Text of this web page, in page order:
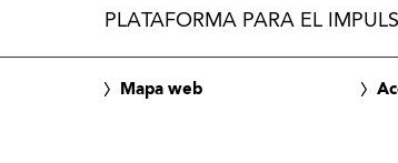
PLATAFORMA PARA EL
Mapa web